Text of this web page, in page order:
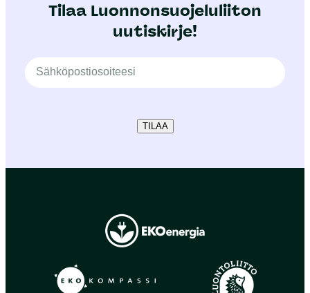
Tilaa Luonnonsuojeluliiton
uutiskirje!
TILAA